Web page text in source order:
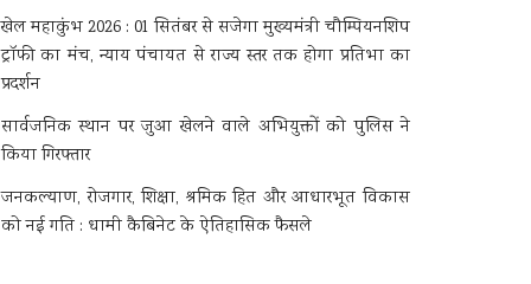
खेल महाकुंभ 2026 : 01 सितंबर से सजेगा मुख्यमंत्री चौम्पियनशिप
ट्रॉफी का मंच, न्याय पंचायत से राज्य स्तर तक होगा प्रतिभा का
प्रदर्शन
सार्वजनिक स्थान पर जुआ खेलने वाले अभियुक्तों को पुलिस ने
किया गिरफ्तार
जनकल्याण, रोजगार, शिक्षा, श्रमिक हित और आधारभूत विकास
को नई गति : धामी कैबिनेट के ऐतिहासिक फैसले